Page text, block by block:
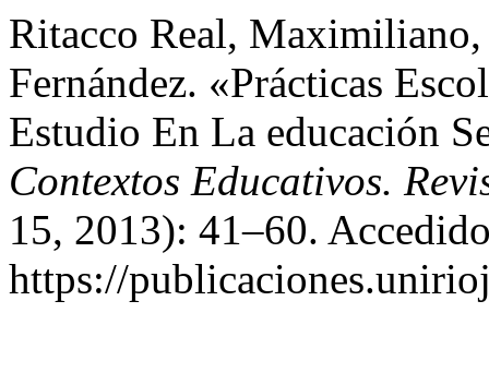
Ritacco Real,
Fernández. «Prácticas
Estudio En La educación
Contextos Educativos.
15, 2013): 41–60.
https://